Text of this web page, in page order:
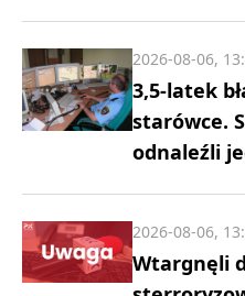
3,5-latek
starówce.
odnaleźli
2026-08-06,
Wtargnęli
2026-08-06,